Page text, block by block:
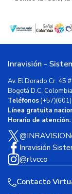
Inravisión -
Av. El Dorado Cr. 45
Bogotá D.C,
Teléfonos
Línea gratuita
Horario de atención:
Inravisión
@rtvcco
Contacto